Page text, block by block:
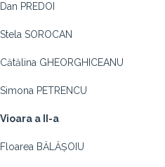
Dan PREDOI
Stela SOROCAN
Cătălina GHEORGHICEANU
Simona PETRENCU
Vioara a II-a
Floarea BĂLĂȘOIU